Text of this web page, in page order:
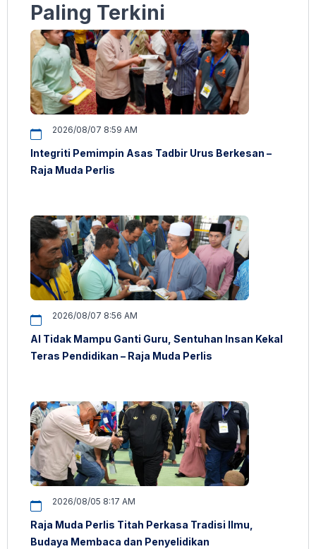
Paling Terkini
2026/08/07 8:59 AM
Integriti Pemimpin Asas Tadbir Urus Berkesan –
Raja Muda Perlis
2026/08/07 8:56 AM
AI Tidak Mampu Ganti Guru, Sentuhan Insan Kekal
Teras Pendidikan – Raja Muda Perlis
2026/08/05 8:17 AM
Raja Muda Perlis Titah Perkasa Tradisi Ilmu,
Budaya Membaca dan Penyelidikan